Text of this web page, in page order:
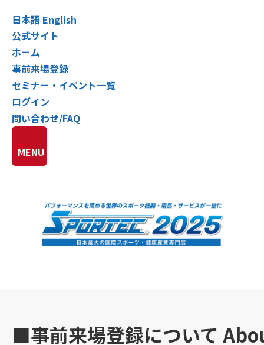
日本語 English
公式サイト
ホーム
事前来場登録
セミナー・イベント一覧
ログイン
問い合わせ/FAQ
MENU
■事前来場登録について